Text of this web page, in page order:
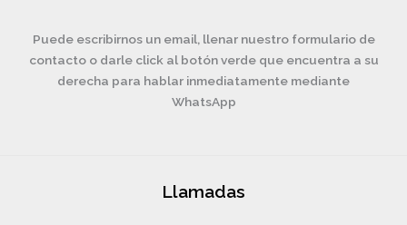
Puede escribirnos un email, llenar nuestro formulario de
contacto o darle click al botón verde que encuentra a su
derecha para hablar inmediatamente mediante
WhatsApp
Llamadas